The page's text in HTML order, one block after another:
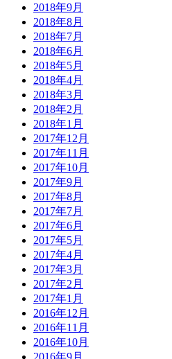
2018年9月
2018年8月
2018年7月
2018年6月
2018年5月
2018年4月
2018年3月
2018年2月
2018年1月
2017年12月
2017年11月
2017年10月
2017年9月
2017年8月
2017年7月
2017年6月
2017年5月
2017年4月
2017年3月
2017年2月
2017年1月
2016年12月
2016年11月
2016年10月
2016年9月